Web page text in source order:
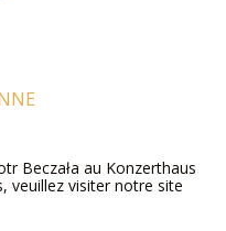
Beczała au Konzerthaus
veuillez visiter notre site